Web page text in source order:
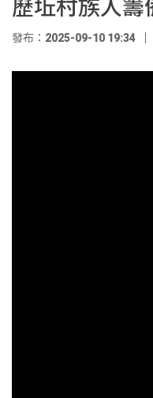
發布：2025-09-10 19:34